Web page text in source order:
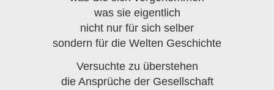
was sie eigentlich
nicht nur für sich selber
sondern für die Welten Geschichte
Versuchte zu überstehen
die Ansprüche der Gesellschaft